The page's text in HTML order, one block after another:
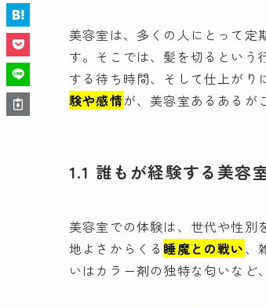
美容室は、多くの人にとって
す。そこでは、髪を切るという
する待ち時間、そして仕上がり
験や感情が、美容室あるあるが
1.1 誰もが経験する美容
美容室での体験は、世代や性別
地よさからくる 睡魔との戦い、
いはカラー剤の独特な匂いなど